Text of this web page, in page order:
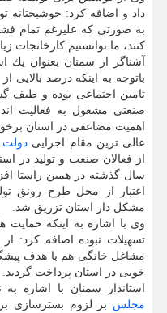
داد و اضافه كرد: خوشبختانه
به صورتی كه علیرغم تمام
كنند، ما توانستیم كارخانجات
آشناگر از سمنان بعنوان یك
باتوجه به اینكه درصد
تامین اجتماعی بوده و طیف
صنعتی مشغول به فعالیت
اهمیت مضاعفی در استان
عالی ترین مقام اجرایی دولت
از فعالان صنعت و تولید در
اعتبار از محل طرح رونق
مشكل دار استان تزریق شد.
وی با اشاره به اینكه
تسهیلات نبوده اضافه كرد:
مشاغل خانگی هم با هدف
خوبی در استان پرداخت گردید.
استاندار سمنان با اشاره به
مجلس بر لزوم بسترسازی